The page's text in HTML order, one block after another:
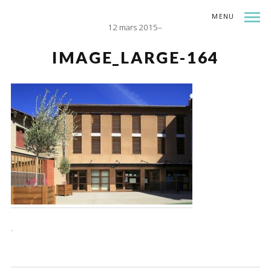
MENU
12 mars 2015
IMAGE_LARGE-164
.